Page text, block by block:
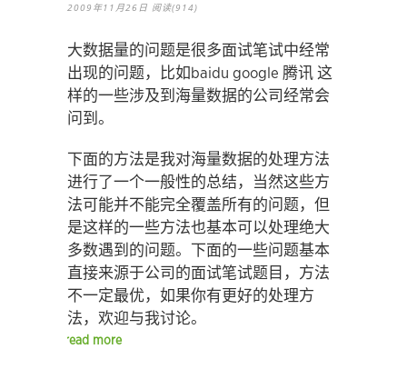
2009年11月26日 阅读(914)
大数据量的问题是很多面试笔试中经常
出现的问题，比如baidu google 腾讯 这
样的一些涉及到海量数据的公司经常会
问到。
下面的方法是我对海量数据的处理方法
进行了一个一般性的总结，当然这些方
法可能并不能完全覆盖所有的问题，但
是这样的一些方法也基本可以处理绝大
多数遇到的问题。下面的一些问题基本
直接来源于公司的面试笔试题目，方法
不一定最优，如果你有更好的处理方
法，欢迎与我讨论。
read more